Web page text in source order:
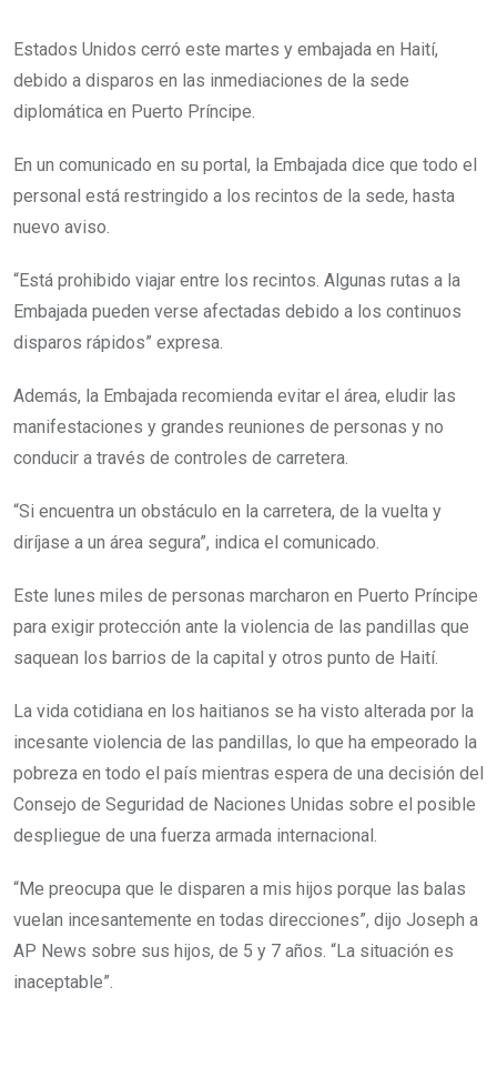
Estados Unidos cerró este martes y embajada en Haití,
debido a disparos en las inmediaciones de la sede
diplomática en Puerto Príncipe.
En un comunicado en su portal, la Embajada dice que todo el
personal está restringido a los recintos de la sede, hasta
nuevo aviso.
“Está prohibido viajar entre los recintos. Algunas rutas a la
Embajada pueden verse afectadas debido a los continuos
disparos rápidos” expresa.
Además, la Embajada recomienda evitar el área, eludir las
manifestaciones y grandes reuniones de personas y no
conducir a través de controles de carretera.
“Si encuentra un obstáculo en la carretera, de la vuelta y
diríjase a un área segura”, indica el comunicado.
Este lunes miles de personas marcharon en Puerto Príncipe
para exigir protección ante la violencia de las pandillas que
saquean los barrios de la capital y otros punto de Haití.
La vida cotidiana en los haitianos se ha visto alterada por la
incesante violencia de las pandillas, lo que ha empeorado la
pobreza en todo el país mientras espera de una decisión del
Consejo de Seguridad de Naciones Unidas sobre el posible
despliegue de una fuerza armada internacional.
“Me preocupa que le disparen a mis hijos porque las balas
vuelan incesantemente en todas direcciones”, dijo Joseph a
AP News sobre sus hijos, de 5 y 7 años. “La situación es
inaceptable”.